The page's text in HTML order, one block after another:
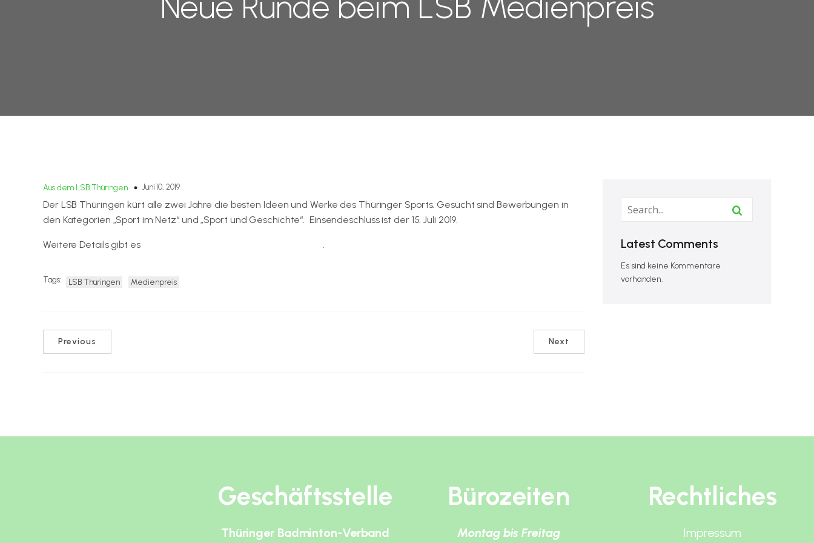
Aus dem LSB Thüringen Juni 10, 2019
Der LSB Thüringen kürt alle zwei Jahre die besten Ideen und Werke des Thüringer Sports. Gesucht sind Bewerbungen in
den Kategorien „Sport im Netz“ und „Sport und Geschichte“. Einsendeschluss ist der 15. Juli 2019.
Weitere Details gibt es .
Tags: LSB Thüringen Medienpreis
Previous Next
Latest Comments
Es sind keine Kommentare
vorhanden.
Geschäftsstelle
Thüringer Badminton-Verband
Bürozeiten
Montag bis Freitag
Rechtliches
Impressum